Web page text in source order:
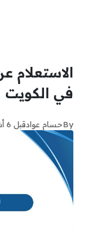
الاستعلام
في الكويت
Byحسام عوادقبل 6 أشهر